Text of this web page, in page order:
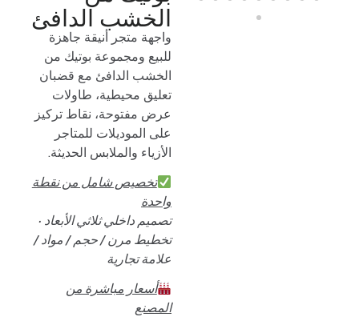
الخشب الدافئ
واجهة متجر أنيقة جاهزة
للبيع ومجموعة بوتيك من
الخشب الدافئ مع قضبان
تعليق محيطية، طاولات
عرض مفتوحة، نقاط تركيز
على الموديلات للمتاجر
الأزياء والملابس الحديثة.
تخصيص شامل من نقطة
واحدة
تصميم داخلي ثلاثي الأبعاد ·
تخطيط مرن / حجم / مواد /
علامة تجارية
أسعار مباشرة من
المصنع